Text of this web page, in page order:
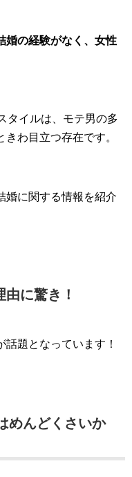
婚の経験がなく、女性
タイルは、モテ男の多
わ目立つ存在です。
婚に関する情報を紹介
に驚き！
題となっています！
めんどくさいか